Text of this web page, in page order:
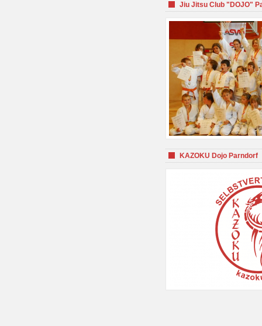
Jiu Jitsu Club "DOJO"
KAZOKU Dojo Parndorf